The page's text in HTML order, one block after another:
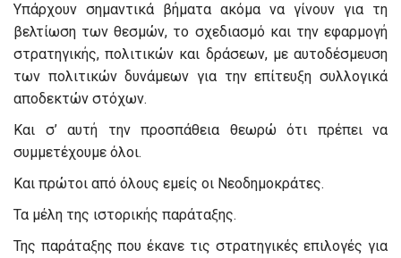
Υπάρχουν σημαντικά βήματα ακόμα να γίνουν για τη
βελτίωση των θεσμών, το σχεδιασμό και την εφαρμογή
στρατηγικής, πολιτικών και δράσεων, με αυτοδέσμευση
των πολιτικών δυνάμεων για την επίτευξη συλλογικά
αποδεκτών στόχων.
Και σ’ αυτή την προσπάθεια θεωρώ ότι πρέπει να
συμμετέχουμε όλοι.
Και πρώτοι από όλους εμείς οι Νεοδημοκράτες.
Τα μέλη της ιστορικής παράταξης.
Της παράταξης που έκανε τις στρατηγικές επιλογές για